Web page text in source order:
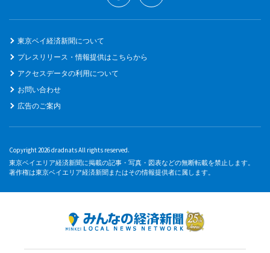
東京ベイ経済新聞について
プレスリリース・情報提供はこちらから
アクセスデータの利用について
お問い合わせ
広告のご案内
Copyright 2026 dradnats All rights reserved.
東京ベイエリア経済新聞に掲載の記事・写真・図表などの無断転載を禁止します。
著作権は東京ベイエリア経済新聞またはその情報提供者に属します。